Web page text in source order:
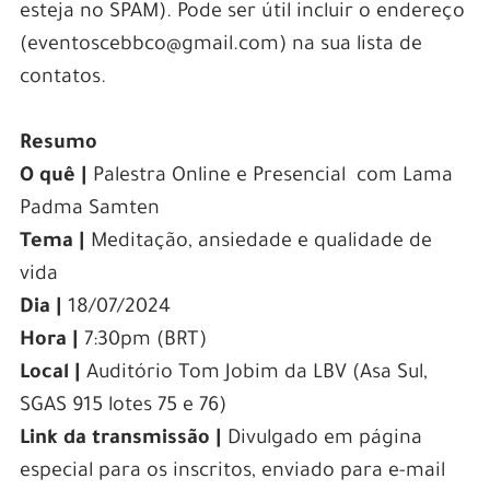
esteja no SPAM). Pode ser útil incluir o endereço
(eventoscebbco@gmail.com) na sua lista de
contatos.
Resumo
O quê |
Palestra Online e Presencial com Lama
Padma Samten
Tema | Meditação, ansiedade e qualidade de
vida
Dia |
18/07/2024
Hora | 7:30pm (BRT)
Local | Auditório Tom Jobim da LBV (Asa Sul,
SGAS 915 lotes 75 e 76)
Link da transmissão |
Divulgado em página
especial para os inscritos, enviado para e-mail